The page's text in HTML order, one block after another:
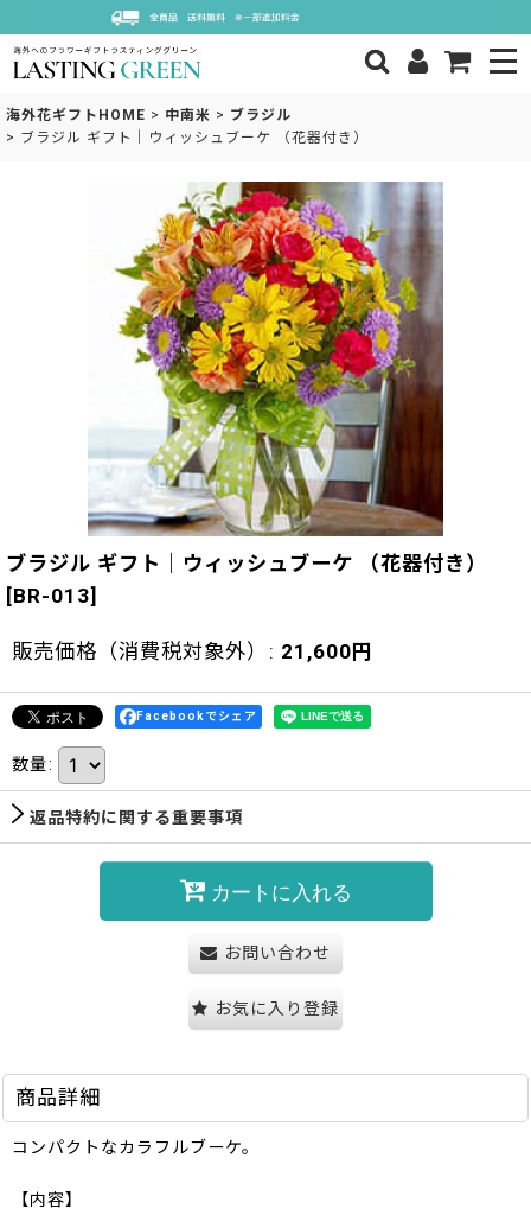
海外花ギフトHOME > 中南米 > ブラジル
> ブラジル ギフト｜ウィッシュブーケ （花器付き）
ブラジル ギフト｜ウィッシュブーケ （花器付き）
[BR-013]
販売価格（消費税対象外） : 21,600 円
Facebookでシェア
数量:
返品特約に関する重要事項
カートに入れる
お問い合わせ
お気に入り登録
商品詳細
コンパクトなカラフルブーケ。
【内容】